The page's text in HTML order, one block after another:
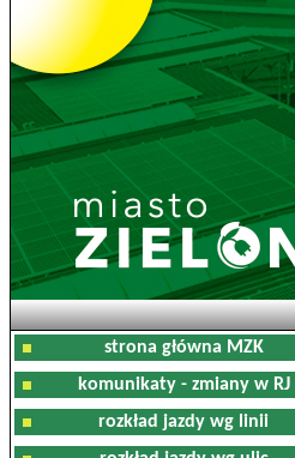
strona główna MZK
komunikaty - zmiany w RJ
rozkład jazdy wg linii